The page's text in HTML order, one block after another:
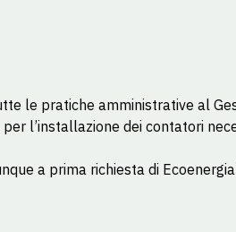
le pratiche amministrative al
l’installazione dei contatori
a prima richiesta di